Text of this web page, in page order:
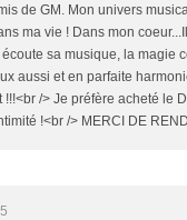
de GM. Mon univers
ma vie ! Dans mon
sa musique, la magie
aussi et en parfaite
/> Je préfère acheté le
!<br /> MERCI DE